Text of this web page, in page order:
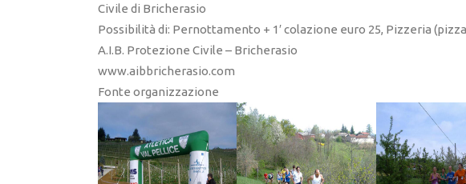
Civile di Bricherasio
Possibilità di: Pernottamento + 1′ colazione euro 25, Pizzeria
A.I.B. Protezione Civile – Bricherasio
www.aibbricherasio.com
Fonte organizzazione